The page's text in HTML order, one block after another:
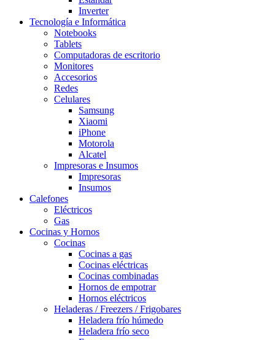
Inverter
Tecnología e Informática
Notebooks
Tablets
Computadoras de escritorio
Monitores
Accesorios
Redes
Celulares
Samsung
Xiaomi
iPhone
Motorola
Alcatel
Impresoras e Insumos
Impresoras
Insumos
Calefones
Eléctricos
Gas
Cocinas y Hornos
Cocinas
Cocinas a gas
Cocinas eléctricas
Cocinas combinadas
Hornos de empotrar
Hornos eléctricos
Heladeras / Freezers / Frigobares
Heladera frío húmedo
Heladera frío seco